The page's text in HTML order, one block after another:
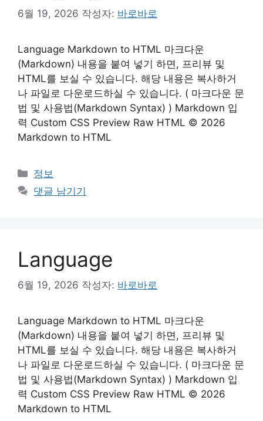
6월 19, 2026 작성자: 바로바로
Language Markdown to HTML 마크다운
(Markdown) 내용을 붙여 넣기 하면, 프리뷰 및
HTML를 보실 수 있습니다. 해당 내용은 복사하거
나 파일로 다운로드하실 수 있습니다. ( 마크다운 문
법 및 사용법(Markdown Syntax) ) Markdown 입
력 Custom CSS Preview Raw HTML © 2026
Markdown to HTML
카
테
고
정보
댓글 남기기
Language
6월 19, 2026 작성자: 바로바로
Language Markdown to HTML 마크다운
(Markdown) 내용을 붙여 넣기 하면, 프리뷰 및
HTML를 보실 수 있습니다. 해당 내용은 복사하거
나 파일로 다운로드하실 수 있습니다. ( 마크다운 문
법 및 사용법(Markdown Syntax) ) Markdown 입
력 Custom CSS Preview Raw HTML © 2026
Markdown to HTML